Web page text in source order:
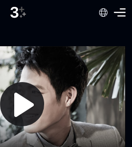
Play
Video
ตามรักคืนใจ | จิ๊บ ปิยธิดา | Official MV
ใจ Ost.กำไลมาศ | พีทพล | Official MV
Ost.กามเทพหรรษา | กลม อรวี | Official
าบ้านเจ้าเรือน | โจ้ ธณรัฐ ปิ่นเวหา | Official